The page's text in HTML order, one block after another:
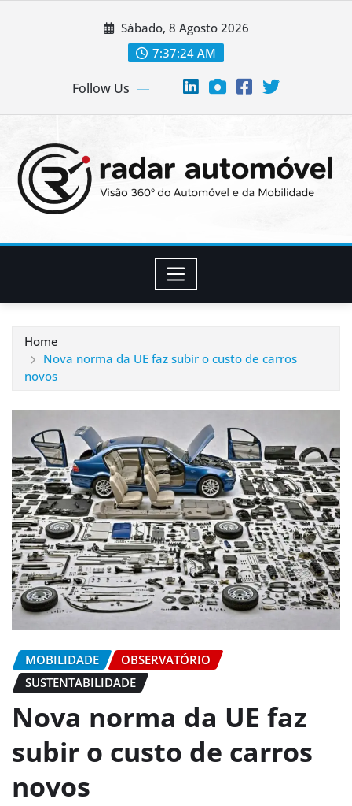
Sábado, 8 Agosto 2026
7:37:25 AM
Follow Us
Home
Nova norma da UE faz subir o custo de carros
novos
MOBILIDADE
OBSERVATÓRIO
SUSTENTABILIDADE
Nova norma da UE faz
subir o custo de carros
novos